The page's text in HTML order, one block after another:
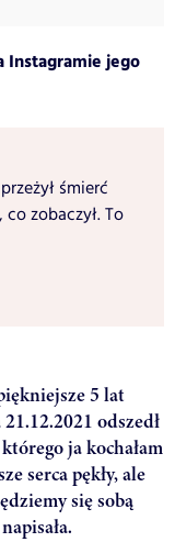
Instagramie jego
śmierć
zobaczył. To
5 lat
odszedł
ja kochałam
serca pękły, ale
się sobą